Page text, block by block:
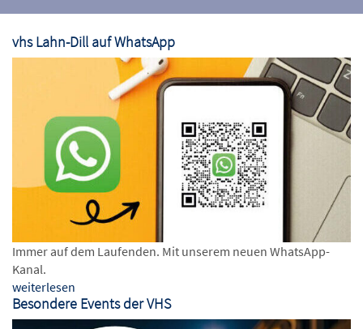
vhs Lahn-Dill auf WhatsApp
Immer auf dem Laufenden. Mit unserem neuen WhatsApp-
Kanal.
weiterlesen
Besondere Events der VHS